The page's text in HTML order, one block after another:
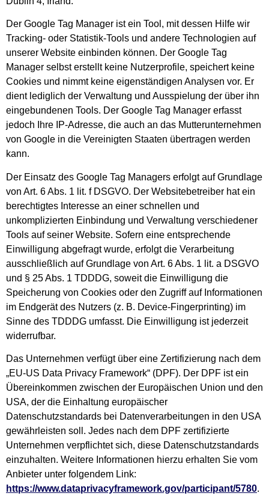
Der Google Tag Manager ist ein Tool, mit dessen Hilfe wir
Tracking- oder Statistik-Tools und andere Technologien auf
unserer Website einbinden können. Der Google Tag
Manager selbst erstellt keine Nutzerprofile, speichert keine
Cookies und nimmt keine eigenständigen Analysen vor. Er
dient lediglich der Verwaltung und Ausspielung der über ihn
eingebundenen Tools. Der Google Tag Manager erfasst
jedoch Ihre IP-Adresse, die auch an das Mutterunternehmen
von Google in die Vereinigten Staaten übertragen werden
kann.
Der Einsatz des Google Tag Managers erfolgt auf Grundlage
von Art. 6 Abs. 1 lit. f DSGVO. Der Websitebetreiber hat ein
berechtigtes Interesse an einer schnellen und
unkomplizierten Einbindung und Verwaltung verschiedener
Tools auf seiner Website. Sofern eine entsprechende
Einwilligung abgefragt wurde, erfolgt die Verarbeitung
ausschließlich auf Grundlage von Art. 6 Abs. 1 lit. a DSGVO
und § 25 Abs. 1 TDDDG, soweit die Einwilligung die
Speicherung von Cookies oder den Zugriff auf Informationen
im Endgerät des Nutzers (z. B. Device-Fingerprinting) im
Sinne des TDDDG umfasst. Die Einwilligung ist jederzeit
widerrufbar.
Das Unternehmen verfügt über eine Zertifizierung nach dem
„EU-US Data Privacy Framework“ (DPF). Der DPF ist ein
Übereinkommen zwischen der Europäischen Union und den
USA, der die Einhaltung europäischer
Datenschutzstandards bei Datenverarbeitungen in den USA
gewährleisten soll. Jedes nach dem DPF zertifizierte
Unternehmen verpflichtet sich, diese Datenschutzstandards
einzuhalten. Weitere Informationen hierzu erhalten Sie vom
Anbieter unter folgendem Link:
https://www.dataprivacyframework.gov/participant/5780.